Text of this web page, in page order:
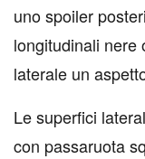
uno spoiler
longitudinali nere
laterale un
Le superfici
con passaruota